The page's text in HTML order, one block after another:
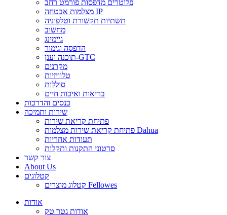
פלוטרים מדפסות פורמט רחב
מצלמות אבטחה IP
תשתיות תקשורת וטלפוניה
מחשוב
גיימינג
הדפסה וגימור
תוכנה וענן-GTC
מקרנים
טלוויזיות
סוללות
בריאות ואיכות חיים
כנסים והדרכות
שירות ותמיכה
פתיחת קריאת שירות
פתיחת קריאת שירות מצלמות Dahua
תעודות אחריות
סרטוני התקנות ותקלות
צור קשר
About Us
קטלוגים
קטלוג מוצרים Fellowes
אודות
אודות גטר טק